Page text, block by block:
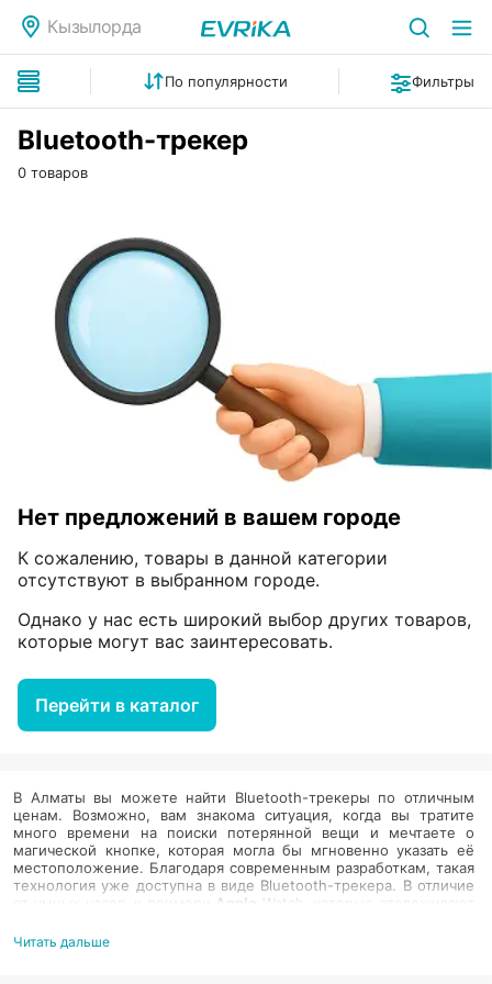
Кызылорда
По популярности Фильтры
Bluetooth-трекер
0 товаров
Нет предложений в вашем городе
К сожалению, товары в данной категории
отсутствуют в выбранном городе.
Однако у нас есть широкий выбор других товаров,
которые могут вас заинтересовать.
Перейти в каталог
В Алматы вы можете найти Bluetooth-трекеры по отличным
ценам. Возможно, вам знакома ситуация, когда вы тратите
много времени на поиски потерянной вещи и мечтаете о
магической кнопке, которая могла бы мгновенно указать её
местоположение. Благодаря современным разработкам, такая
технология уже доступна в виде Bluetooth-трекера. В отличие
Apple
Watch, которые отслеживают
искать потерянные предметы или даже питомцев. Для
Читать дальше